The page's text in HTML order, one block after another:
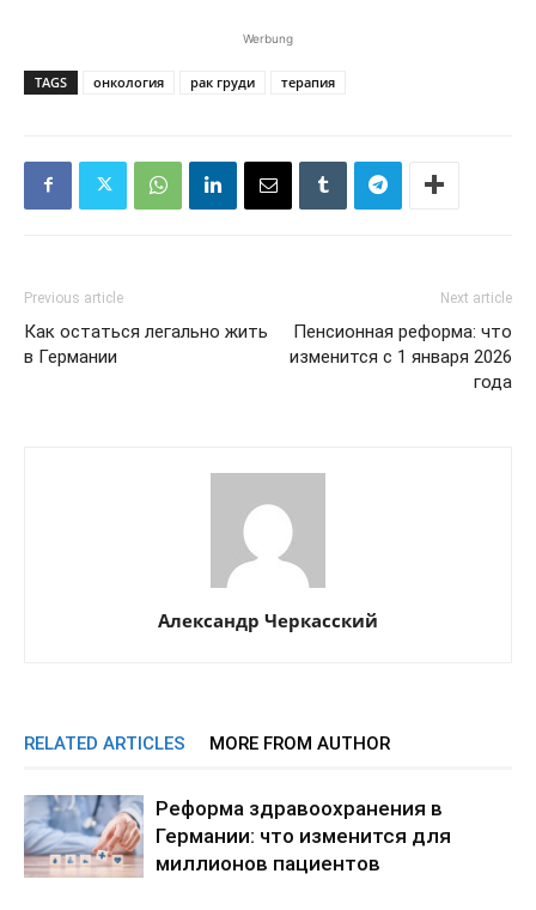
Werbung
TAGS онкология рак груди терапия
Previous article
Как остаться легально жить
в Германии
Next article
Пенсионная реформа: что
изменится с 1 января 2026
года
Александр Черкасский
RELATED ARTICLES MORE FROM AUTHOR
Реформа здравоохранения в
Германии: что изменится для
миллионов пациентов